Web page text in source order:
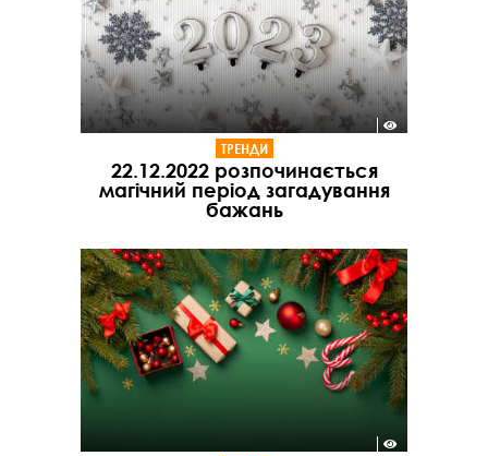
ТРЕНДИ
22.12.2022 розпочинається
магічний період загадування
бажань